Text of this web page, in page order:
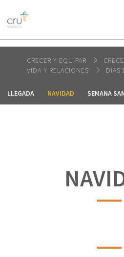
AFRICA
AMERICA / CARIBBEAN
OCEANIA
CRECER Y EQUIPAR
VIDA Y RELACIONES
DÍAS
LLEGADA NAVIDAD SEMANA